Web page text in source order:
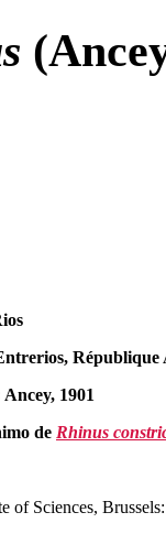
République
Ancey, 1901
de Rhinus
of Sciences,